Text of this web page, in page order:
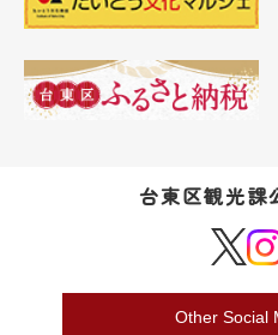
台東区観光課
Other Social